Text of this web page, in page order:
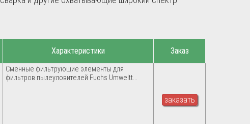
Характеристики Заказ
Сменные фильтрующие элементы для
фильтров пылеуловителей Fuchs Umweltt...
заказать